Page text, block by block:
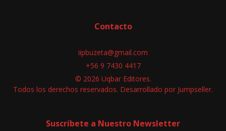
Contacto
iipbuzeta@gmail.com
+56 9 7430 4417
© 2026 Uqbar Editores.
Todos los derechos reservados. Desarrollado por Jumpseller.
Suscríbete a Nuestro Newsletter